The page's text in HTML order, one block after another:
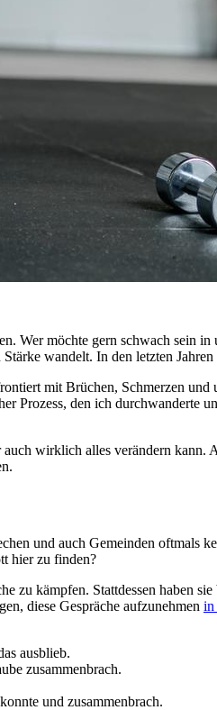
Wer möchte gern schwach sein
wandelt. In den letzten
mit Brüchen, Schmerzen
Prozess, den ich durchwanderte
wirklich alles verändern
und auch Gemeinden
hier zu finden?
zu kämpfen. Stattdessen haben
diese Gespräche aufzunehmen in
ausblieb.
zusammenbrach.
und zusammenbrach.